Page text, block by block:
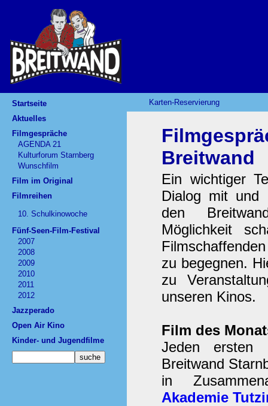
Startseite
Aktuelles
Filmgespräche
AGENDA 21
Kulturforum Starnberg
Wunschfilm
Film im Original
Filmreihen
10. Schulkinowoche
Fünf-Seen-Film-Festival
2007
2008
2009
2010
2011
2012
Jazzperado
Open Air Kino
Kinder- und Jugendfilme
Karten-Reservierung
Breitwand
Ein wichtiger
Dialog mit und
den
Möglichkeit
zu begegnen.
zu
unseren Kinos.
Film des
Jeden ersten
Breitwand
in
Akademie